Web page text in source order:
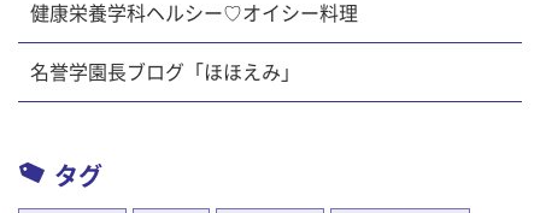
健康栄養学科ヘルシー♡オイシー料理
名誉学園長ブログ「ほほえみ」
タグ